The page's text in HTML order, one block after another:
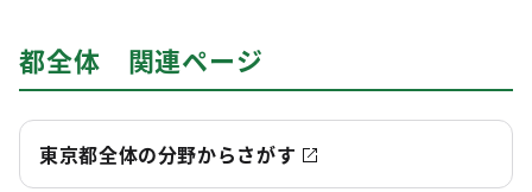
都全体 関連ページ
東京都全体の分野からさがす